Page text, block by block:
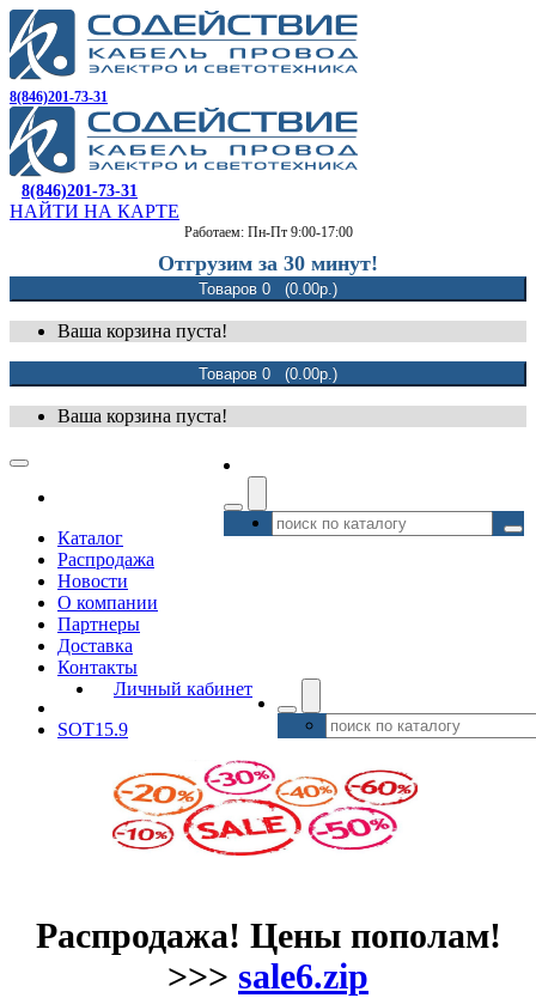
8(846)201-73-31
8(846)201-73-31
НАЙТИ НА КАРТЕ
Работаем: Пн-Пт 9:00-17:00
Отгрузим за 30 минут!
Товаров 0 (0.00р.)
Ваша корзина пуста!
Товаров 0 (0.00р.)
Ваша корзина пуста!
Каталог
Распродажа
Новости
О компании
Партнеры
Доставка
Контакты
Личный кабинет
SOT15.9
Распродажа! Цены пополам!
>>> sale6.zip